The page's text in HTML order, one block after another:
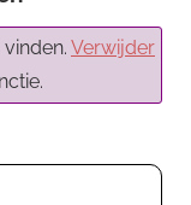
Verwijder